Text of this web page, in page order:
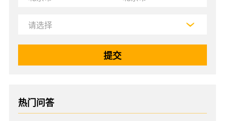
热门问答